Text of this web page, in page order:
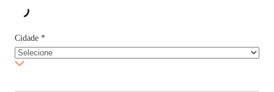
Cidade *